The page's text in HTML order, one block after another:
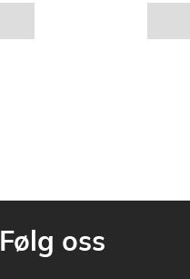
Følg oss